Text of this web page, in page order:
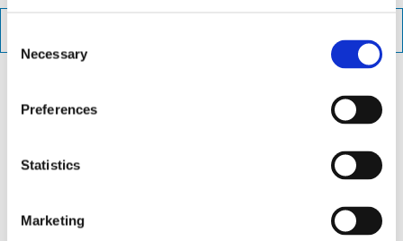
Selection
Necessary
Preferences
Statistics
Marketing